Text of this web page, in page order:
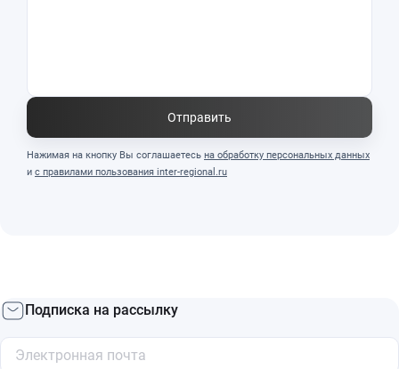
Отправить
Нажимая на кнопку Вы соглашаетесь на обработку персональных данных
и с правилами пользования inter-regional.ru
Подписка на рассылку